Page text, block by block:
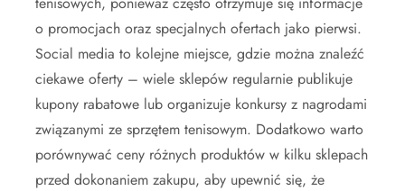
o promocjach oraz specjalnych ofertach jako pierwsi.
Social media to kolejne miejsce, gdzie można znaleźć
ciekawe oferty – wiele sklepów regularnie publikuje
kupony rabatowe lub organizuje konkursy z nagrodami
związanymi ze sprzętem tenisowym. Dodatkowo warto
porównywać ceny różnych produktów w kilku sklepach
przed dokonaniem zakupu, aby upewnić się, że